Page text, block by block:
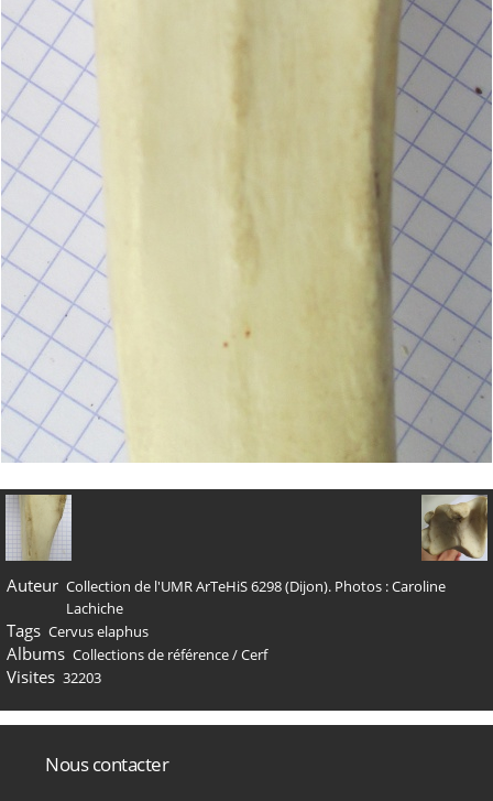
Auteur Collection de l'UMR ArTeHiS 6298 (Dijon). Photos : Caroline
Lachiche
Tags Cervus elaphus
Albums Collections de référence/Cerf
Visites 32203
Nous contacter